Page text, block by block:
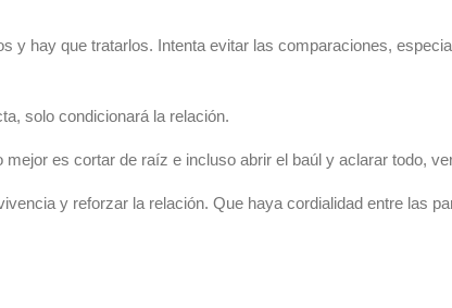
y hay que tratarlos. Intenta evitar las comparaciones,
solo condicionará la relación.
es cortar de raíz e incluso abrir el baúl y aclarar todo,
y reforzar la relación. Que haya cordialidad entre las